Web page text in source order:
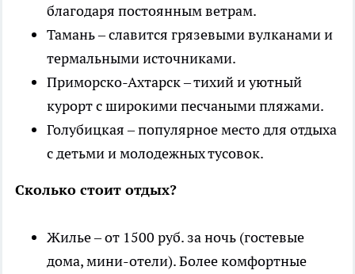
благодаря постоянным ветрам.
Тамань – славится грязевыми вулканами и
термальными источниками.
Приморско-Ахтарск – тихий и уютный
курорт с широкими песчаными пляжами.
Голубицкая – популярное место для отдыха
с детьми и молодежных тусовок.
Сколько стоит отдых?
Жилье – от 1500 руб. за ночь (гостевые
дома, мини-отели). Более комфортные